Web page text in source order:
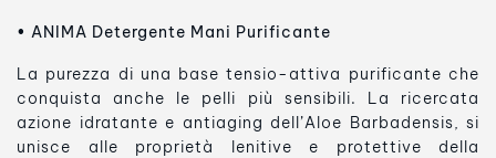
• ANIMA Detergente Mani Purificante
La purezza di una base tensio-attiva purificante che
conquista anche le pelli più sensibili. La ricercata
azione idratante e antiaging dell’Aloe Barbadensis, si
unisce alle proprietà lenitive e protettive della